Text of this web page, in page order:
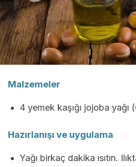
Malzemeler
4 yemek kaşığı jojoba yağı
Hazırlanışı ve uygulama
Yağı birkaç dakika ısıtın.